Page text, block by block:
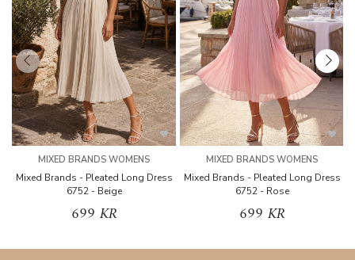
MIXED BRANDS WOMENS
Mixed Brands - Pleated Long Dress
6752 - Beige
699 KR
MIXED BRANDS WOMENS
Mixed Brands - Pleated Long Dress
6752 - Rose
699 KR